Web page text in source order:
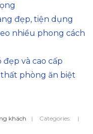
đẹp, tiện dụng
nhiều phong cách
và cao cấp
phòng ăn biệt
khách | Categories:
|